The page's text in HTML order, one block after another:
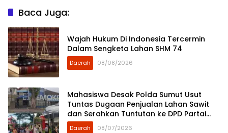
Baca Juga:
Wajah Hukum Di Indonesia Tercermin
Dalam Sengketa Lahan SHM 74
Daerah 08/08/2026
Mahasiswa Desak Polda Sumut Usut
Tuntas Dugaan Penjualan Lahan Sawit
dan Serahkan Tuntutan ke DPD Partai
Demokrat Sumut
Daerah 08/07/2026